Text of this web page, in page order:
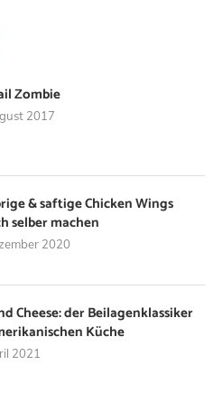
Zombie
2017
& saftige Chicken Wings
selber machen
2020
Cheese: der Beilagenklassiker
Küche
2021